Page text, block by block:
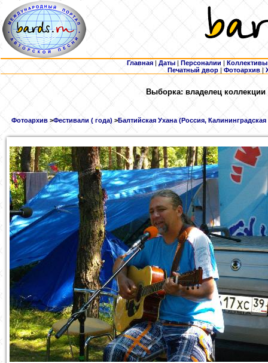
Главная | Даты | Персоналии | Коллективы
Печатный двор |Фотоархив |
Выборка: владелец
Фотоархив >Фестивали ( года) >Балтийская Ухана (Россия,